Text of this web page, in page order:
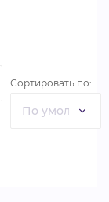
Сортировать по: